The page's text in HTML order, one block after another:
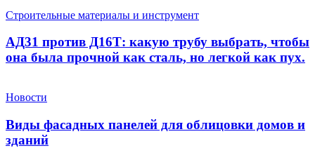
Строительные материалы и инструмент
АД31 против Д16Т: какую трубу выбрать, чтобы
она была прочной как сталь, но легкой как пух.
Новости
Виды фасадных панелей для облицовки домов и
зданий